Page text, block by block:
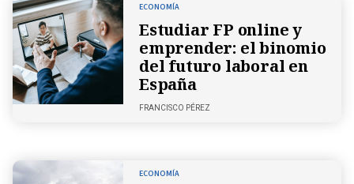
ECONOMÍA
Estudiar FP online y
emprender: el binomio
del futuro laboral en
España
FRANCISCO PÉREZ
ECONOMÍA